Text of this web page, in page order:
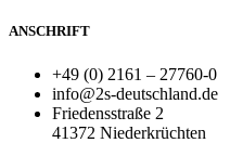
ANSCHRIFT
+49 (0) 2161 – 27760-0
info@2s-deutschland.de
Friedensstraße 2
41372 Niederkrüchten